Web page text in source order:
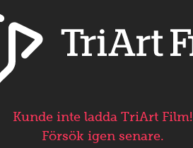
Kunde inte ladda TriArt Film!
Försök igen senare.